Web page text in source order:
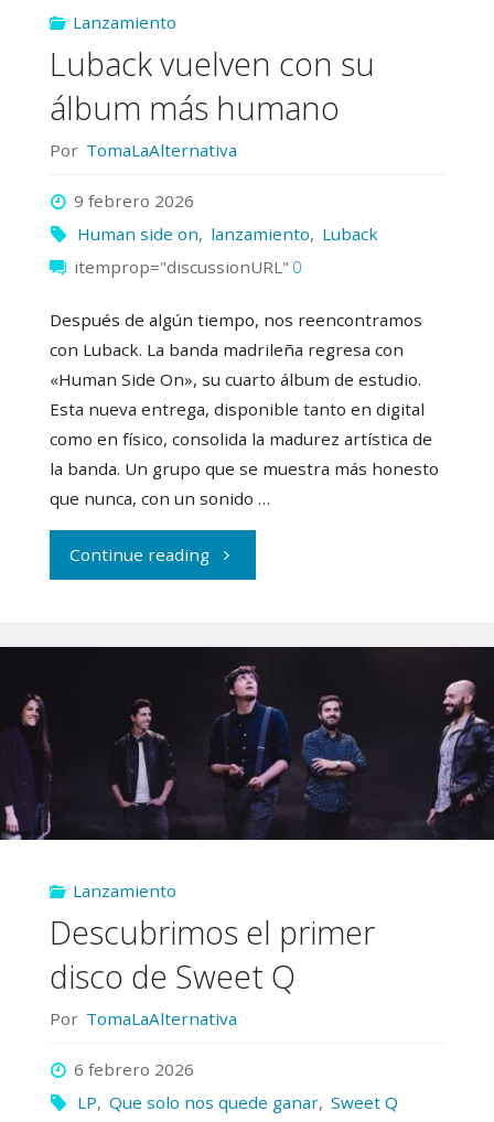
Lanzamiento
Luback vuelven con su
álbum más humano
Por TomaLaAlternativa
9 febrero 2026
Human side on, lanzamiento, Luback
itemprop="discussionURL" 0
Después de algún tiempo, nos reencontramos
con Luback. La banda madrileña regresa con
«Human Side On», su cuarto álbum de estudio.
Esta nueva entrega, disponible tanto en digital
como en físico, consolida la madurez artística de
la banda. Un grupo que se muestra más honesto
que nunca, con un sonido …
Continue reading"Luback
con
álbum
Lanzamiento
Descubrimos el primer
disco de Sweet Q
Por TomaLaAlternativa
6 febrero 2026
LP, Que solo nos quede ganar, Sweet Q